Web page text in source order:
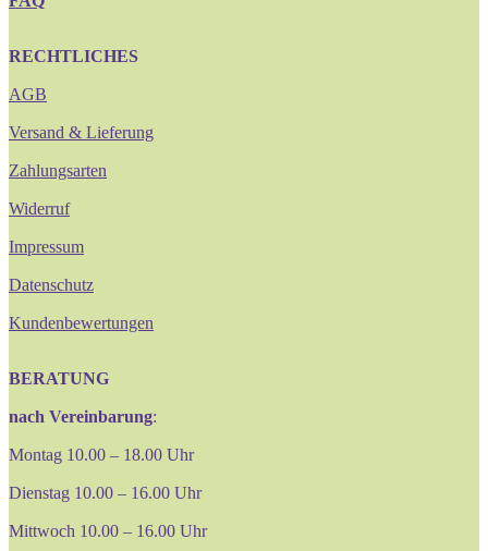
RECHTLICHES
AGB
Versand & Lieferung
Zahlungsarten
Widerruf
Impressum
Datenschutz
Kundenbewertungen
BERATUNG
nach Vereinbarung:
Montag 10.00 – 18.00 Uhr
Dienstag 10.00 – 16.00 Uhr
Mittwoch 10.00 – 16.00 Uhr